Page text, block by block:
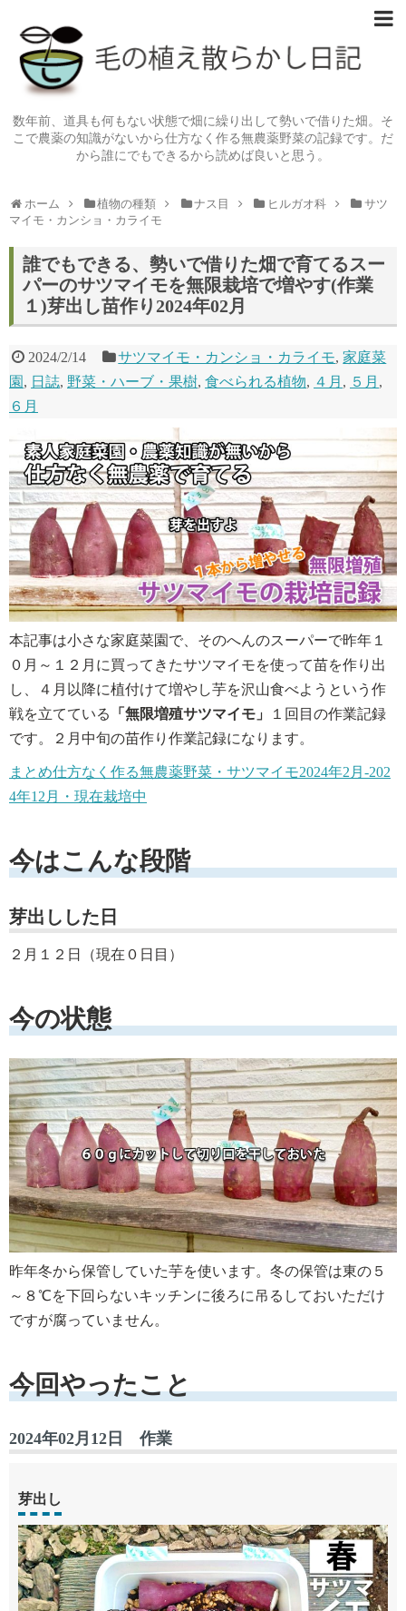
数年前、道具も何もない状態で畑に繰り出して勢いで借りた畑。そ
こで農薬の知識がないから仕方なく作る無農薬野菜の記録です。だ
から誰にでもできるから読めば良いと思う。
ホーム 植物の種類 ナス目 ヒルガオ科
サツ
マイモ・カンショ・カライモ
誰でもできる、勢いで借りた畑で育てるスー
パーのサツマイモを無限栽培で増やす(作業
１)芽出し苗作り2024年02月
2024/2/14 サツマイモ・カンショ・カライモ,家庭菜
園 , 日誌, 野菜・ハーブ・果樹, 食べられる植物, ４月 , ５月 ,
６月
本記事は小さな家庭菜園で、そのへんのスーパーで昨年１
０月～１２月に買ってきたサツマイモを使って苗を作り出
し、４月以降に植付けて増やし芋を沢山食べようという作
戦を立てている
「無限増殖サツマイモ」
１回目の作業記録
です。２月中旬の苗作り作業記録になります。
まとめ仕方なく作る無農薬野菜・サツマイモ2024年2月-202
4年12月・現在栽培中
今はこんな段階
芽出しした日
２月１２日（現在０日目）
今の状態
昨年冬から保管していた芋を使います。冬の保管は東の５
～８℃を下回らないキッチンに後ろに吊るしておいただけ
ですが腐っていません。
今回やったこと
2024年02月12日 作業
芽出し